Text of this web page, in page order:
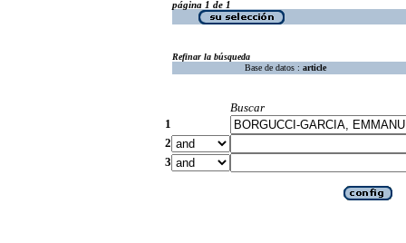
página 1 de 1
Refinar la búsqueda
Base de datos : article
Buscar
1
2
3